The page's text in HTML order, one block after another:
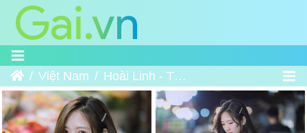
Trang chủ
Việt Nam Hoài Linh - Tản bộ trên cánh đường hoa